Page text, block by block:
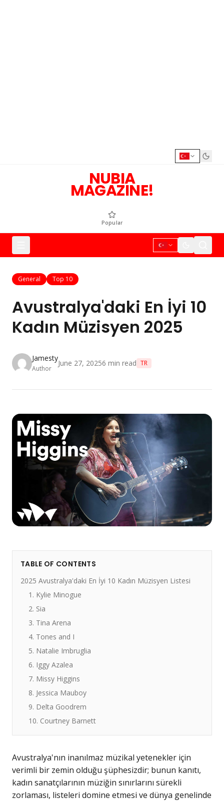
NUBIA
MAGAZINE!
Popular
General Top 10
Avustralya'daki En İyi 10
Kadın Müzisyen 2025
Jamesty
Author
June 27, 20256 min read TR
TABLE OF CONTENTS
2025 Avustralya'daki En İyi 10 Kadın Müzisyen Listesi
1. Kylie Minogue
2. Sia
3. Tina Arena
4. Tones and I
5. Natalie Imbruglia
6. Iggy Azalea
7. Missy Higgins
8. Jessica Mauboy
9. Delta Goodrem
10. Courtney Barnett
Avustralya'nın inanılmaz müzikal yetenekler için
verimli bir zemin olduğu şüphesizdir; bunun kanıtı,
kadın sanatçılarının müziğin sınırlarını sürekli
zorlaması, listeleri domine etmesi ve dünya genelinde